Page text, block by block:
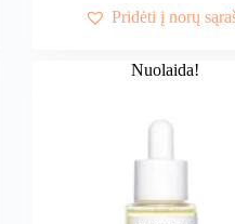
11,90€.
9,90€.Pridėti į norų
Nuolaida!